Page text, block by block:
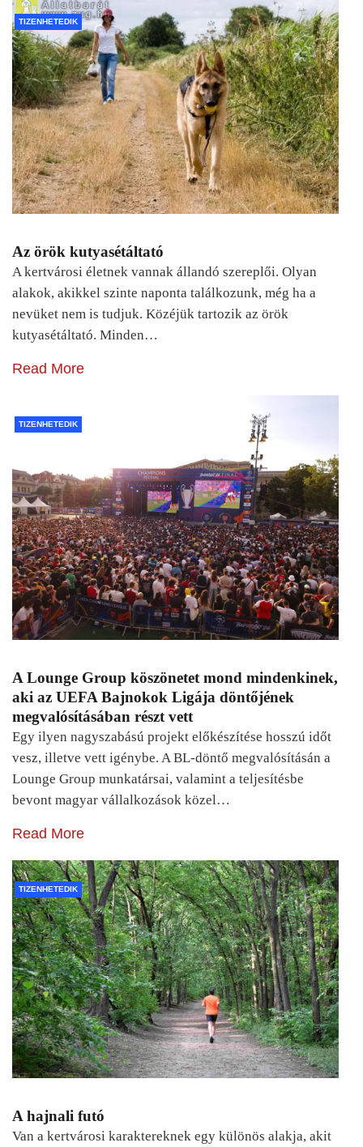
TIZENHETEDIK
Az örök kutyasétáltató
A kertvárosi életnek vannak állandó szereplői. Olyan
alakok, akikkel szinte naponta találkozunk, még ha a
nevüket nem is tudjuk. Közéjük tartozik az örök
kutyasétáltató. Minden…
Read More
TIZENHETEDIK
A Lounge Group köszönetet mond mindenkinek,
aki az UEFA Bajnokok Ligája döntőjének
megvalósításában részt vett
Egy ilyen nagyszabású projekt előkészítése hosszú időt
vesz, illetve vett igénybe. A BL-döntő megvalósításán a
Lounge Group munkatársai, valamint a teljesítésbe
bevont magyar vállalkozások közel…
Read More
TIZENHETEDIK
A hajnali futó
Van a kertvárosi karaktereknek egy különös alakja, akit